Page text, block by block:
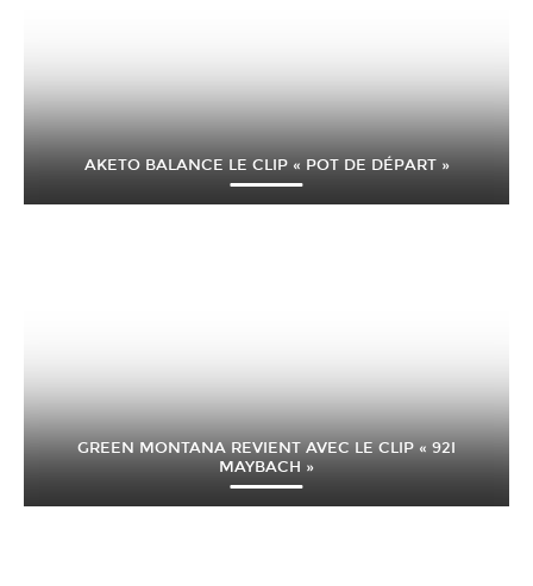
AKETO BALANCE LE CLIP « POT DE DÉPART »
GREEN MONTANA REVIENT AVEC LE CLIP « 92I
MAYBACH »